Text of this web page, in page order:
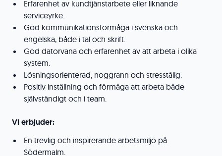
Erfarenhet av kundtjänstarbete eller liknande
serviceyrke.
God kommunikationsförmåga i svenska och
engelska, både i tal och skrift.
God datorvana och erfarenhet av att arbeta i olika
system.
Lösningsorienterad, noggrann och stresstålig.
Positiv inställning och förmåga att arbeta både
självständigt och i team.
Vi erbjuder:
En trevlig och inspirerande arbetsmiljö på
Södermalm.